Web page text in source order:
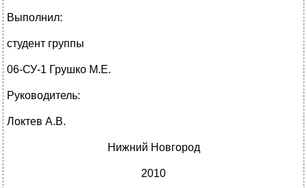
Выполнил:
студент группы
06-СУ-1 Грушко М.Е.
Руководитель:
Локтев А.В.
Нижний Новгород
2010